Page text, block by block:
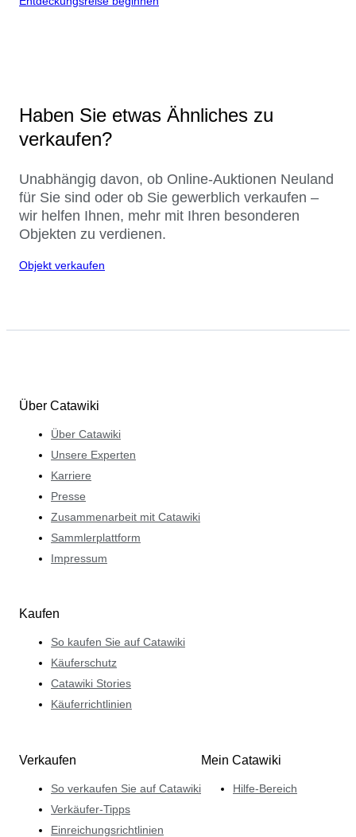
Haben Sie etwas Ähnliches zu
verkaufen?
Unabhängig davon, ob Online-Auktionen Neuland
für Sie sind oder ob Sie gewerblich verkaufen –
wir helfen Ihnen, mehr mit Ihren besonderen
Objekten zu verdienen.
Objekt verkaufen
Über Catawiki
Über Catawiki
Unsere Experten
Karriere
Presse
Zusammenarbeit mit Catawiki
Sammlerplattform
Impressum
Kaufen
So kaufen Sie auf Catawiki
Käuferschutz
Catawiki Stories
Käuferrichtlinien
Verkaufen
So verkaufen Sie auf Catawiki
Verkäufer-Tipps
Einreichungsrichtlinien
Mein Catawiki
Hilfe-Bereich